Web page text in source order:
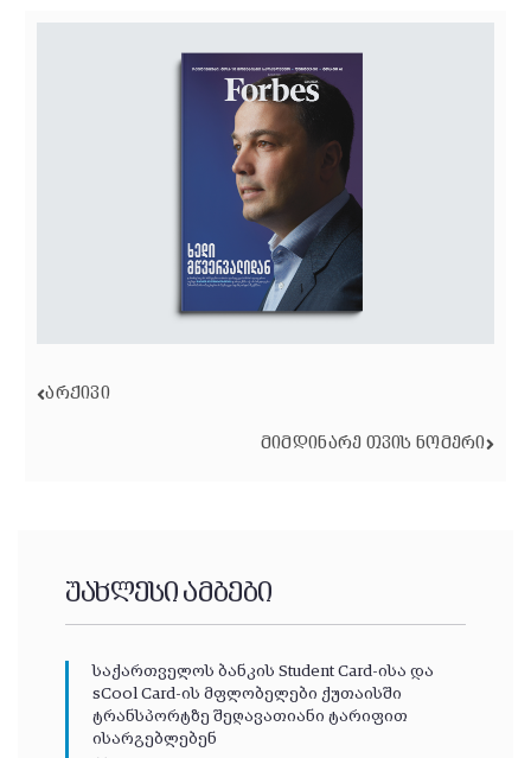
ᲐᲠᲥᲘᲕᲘ
ᲛᲘᲛᲓᲘᲜᲐᲠᲔ ᲗᲕᲘᲡ ᲜᲝᲛᲔᲠᲘ
უახლესი ამბები
საქართველოს ბანკის Student Card-ისა და
sCool Card-ის მფლობელები ქუთაისში
ტრანსპორტზე შეღავათიანი ტარიფით
ისარგებლებენ